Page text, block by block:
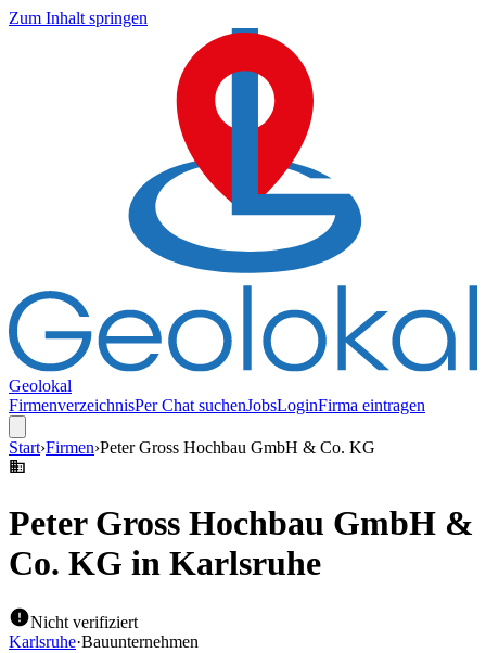
Zum Inhalt springen
Geolokal
FirmenverzeichnisPer Chat suchenJobsLoginFirma eintragen
Start›Firmen›Peter Gross Hochbau GmbH & Co. KG
Peter Gross Hochbau GmbH &
Co. KG in Karlsruhe
Nicht verifiziert
Karlsruhe·Bauunternehmen